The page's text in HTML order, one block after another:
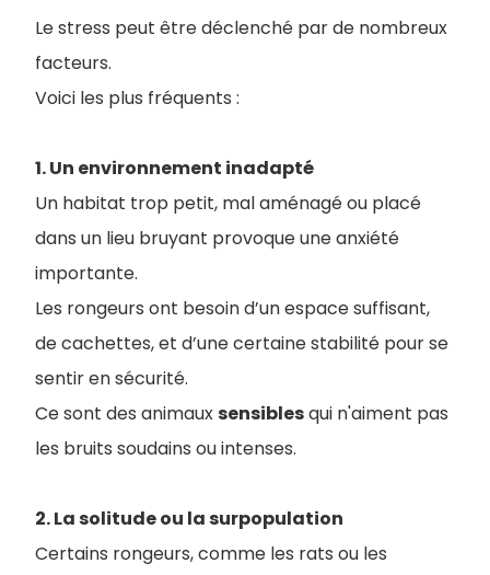
Le stress peut être déclenché par de nombreux
facteurs.
Voici les plus fréquents :
1. Un environnement inadapté
Un habitat trop petit, mal aménagé ou placé
dans un lieu bruyant provoque une anxiété
importante.
Les rongeurs ont besoin d’un espace suffisant,
de cachettes, et d’une certaine stabilité pour se
sentir en sécurité.
Ce sont des animauxsensiblesqui n'aiment pas
les bruits soudains ou intenses.
2. La solitude ou la surpopulation
Certains rongeurs, comme les rats ou les